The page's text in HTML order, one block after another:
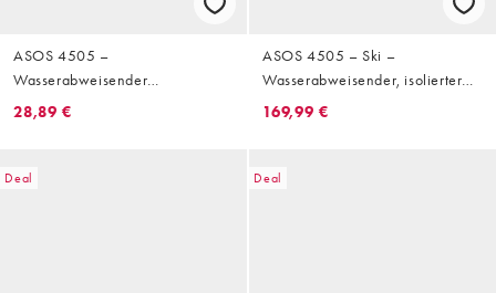
ASOS 4505 –
Wasserabweisender
Skihandschuh in Schwarz mit
28,89 €
ASOS 4505 – Ski –
Wasserabweisender, isolierter
Skianzug in Schwarz mit
169,99 €
Deal Deal